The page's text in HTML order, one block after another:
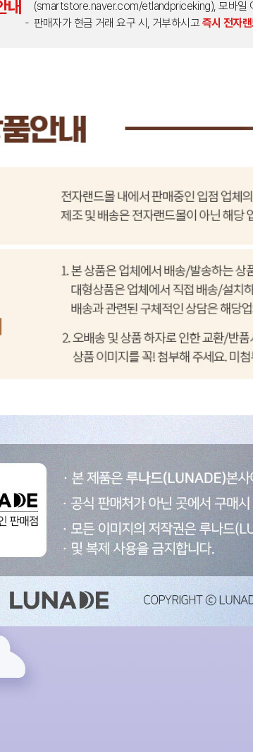
내
(smartstore.naver.com/etlandpriceking), 모바일
판매자가 현금 거래 요구 시, 거부하시고 즉시 전자